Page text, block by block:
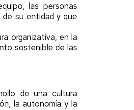
las personas
su entidad y que
organizativa, en la
sostenible de las
de una cultura
la autonomía y la